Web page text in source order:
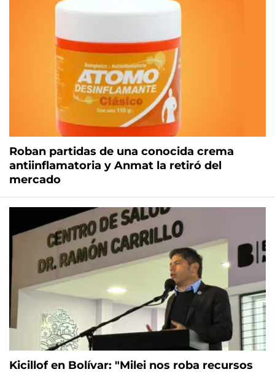
Roban partidas de una conocida crema
antiinflamatoria y Anmat la retiró del
mercado
Kicillof en Bolívar: "Milei nos roba recursos